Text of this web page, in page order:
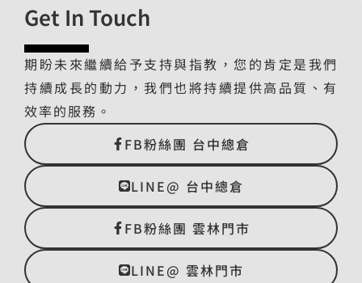
Get In Touch
期盼未來繼續給予支持與指教，您的肯定是我們
持續成長的動力，我們也將持續提供高品質、有
效率的服務。
FB粉絲團 台中總倉
LINE@ 台中總倉
FB粉絲團 雲林門市
LINE@ 雲林門市